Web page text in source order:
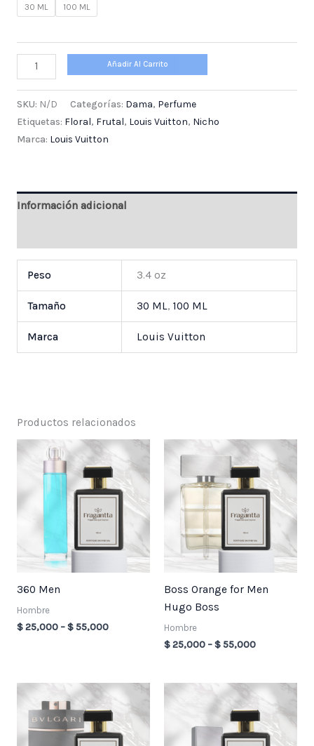
30 ML 100 ML
Añadir Al Carrito
SKU: N/D Categorías: Dama, Perfume
Etiquetas: Floral, Frutal, Louis Vuitton, Nicho
Marca: Louis Vuitton
Información adicional
Peso 3.4 oz
Tamaño 30 ML, 100 ML
Marca Louis Vuitton
Productos relacionados
360 Men
Hombre
$25,000 –$55,000
Price
$ 25,000
through
$ 55,000
Boss Orange for Men
Hugo Boss
Hombre
$25,000 –$55,000
Price
$ 25,000
through
$ 55,000
Price
$ 25,000
through
$ 55,000
Price
$ 25,000
through
$ 55,000